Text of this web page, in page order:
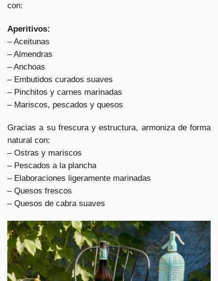
con:
Aperitivos:
– Aceitunas
– Almendras
– Anchoas
– Embutidos curados suaves
– Pinchitos y carnes marinadas
– Mariscos, pescados y quesos
Gracias a su frescura y estructura, armoniza de forma
natural con:
– Ostras y mariscos
– Pescados a la plancha
– Elaboraciones ligeramente marinadas
– Quesos frescos
– Quesos de cabra suaves